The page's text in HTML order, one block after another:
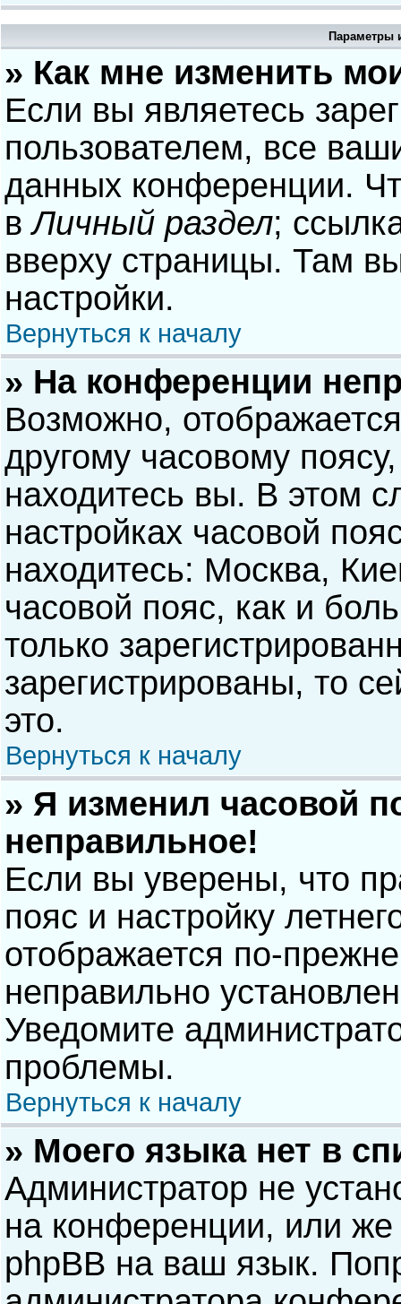
Параметры
» Как мне изменить
Если вы являетесь
пользователем, все
данных конференции.
вЛичный раздел;
вверху страницы. Там
настройки.
Вернуться к началу
» На конференции
Возможно,
другому часовому
находитесь вы. В этом
настройках часовой
находитесь: Москва,
часовой пояс, как и
только
зарегистрированы, то
это.
Вернуться к началу
» Я изменил часовой
неправильное!
Если вы уверены, что
пояс и настройку
отображается по-
неправильно
Уведомите
проблемы.
Вернуться к началу
» Моего языка нет в
Администратор не
на конференции, или же
phpBB на ваш язык.